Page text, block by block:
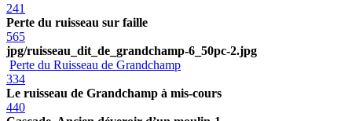
241
Perte du ruisseau sur faille
565
jpg/ruisseau_dit_de_grandchamp-6_50pc-2.jpg
Perte du Ruisseau de Grandchamp
334
Le ruisseau de Grandchamp à mis-cours
440